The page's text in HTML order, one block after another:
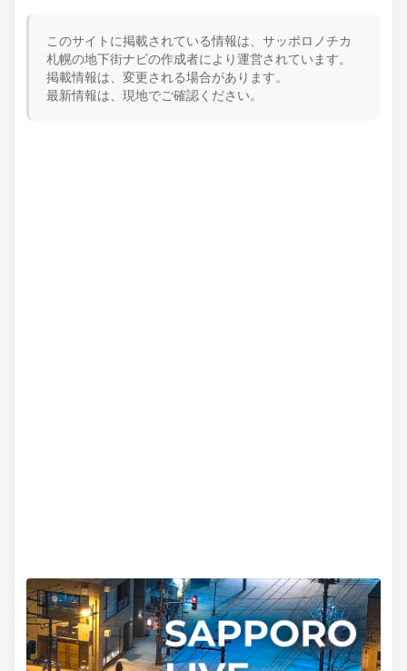
このサイトに掲載されている情報は、サッポロノチカ
札幌の地下街ナビの作成者により運営されています。
掲載情報は、変更される場合があります。
最新情報は、現地でご確認ください。